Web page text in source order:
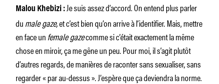
Malou Khebizi : Je suis assez d’accord. On entend plus parler
dumale gaze,et c’est bien qu’on arrive à l’identifier. Mais, mettre
en face unfemale gazecomme si c’était exactement la même
chose en miroir, ça me gêne un peu. Pour moi, il s’agit plutôt
d’autres regards, de manières de raconter sans sexualiser, sans
regarder « par au-dessus ». J’espère que ça deviendra la norme.